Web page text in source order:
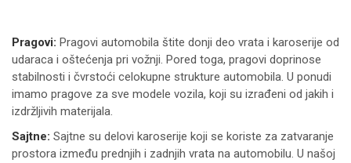
Pragovi: Pragovi automobila štite donji deo vrata i karoserije od
udaraca i oštećenja pri vožnji. Pored toga, pragovi doprinose
stabilnosti i čvrstoći celokupne strukture automobila. U ponudi
imamo pragove za sve modele vozila, koji su izrađeni od jakih i
izdržljivih materijala.
Sajtne: Sajtne su delovi karoserije koji se koriste za zatvaranje
prostora između prednjih i zadnjih vrata na automobilu. U našoj